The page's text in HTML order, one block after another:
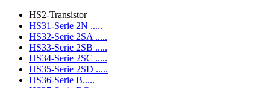
HS2-Transistor
HS31-Serie 2N .....
HS32-Serie 2SA .....
HS33-Serie 2SB .....
HS34-Serie 2SC .....
HS35-Serie 2SD .....
HS36-Serie B.....